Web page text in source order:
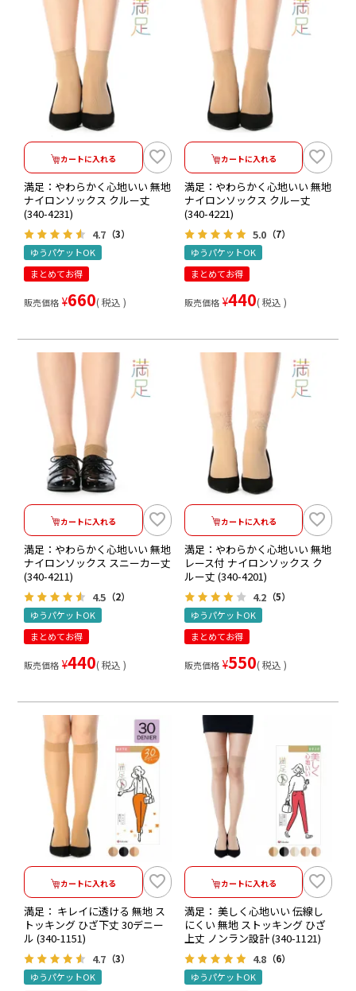
カートに入れる
満足：やわらかく心地いい 無地
ナイロンソックス クルー丈
(340-4231)
4.7 （3）
ゆうパケットOK
まとめてお得
販売価格 ¥660 税込
カートに入れる
満足：やわらかく心地いい 無地
ナイロンソックス クルー丈
(340-4221)
5.0 （7）
ゆうパケットOK
まとめてお得
販売価格 ¥440 税込
カートに入れる
満足：やわらかく心地いい 無地
ナイロンソックス スニーカー丈
(340-4211)
4.5 （2）
ゆうパケットOK
まとめてお得
販売価格 ¥440 税込
カートに入れる
満足：やわらかく心地いい 無地
レース付 ナイロンソックス ク
ルー丈 (340-4201)
4.2 （5）
ゆうパケットOK
まとめてお得
販売価格 ¥550 税込
カートに入れる
満足： キレイに透ける 無地 ス
トッキング ひざ下丈 30デニー
ル (340-1151)
4.7 （3）
ゆうパケットOK
カートに入れる
満足： 美しく心地いい 伝線し
にくい 無地 ストッキング ひざ
上丈 ノンラン設計 (340-1121)
4.8 （6）
ゆうパケットOK